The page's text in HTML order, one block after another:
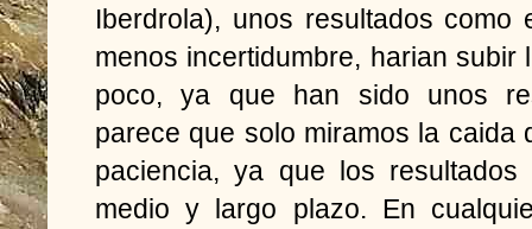
Iberdrola), unos resultados como
menos incertidumbre, harian subir
poco, ya que han sido unos
parece que solo miramos la caida
paciencia, ya que los
medio y largo plazo. En